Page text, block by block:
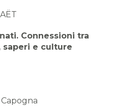
Connessioni tra
saperi e culture
Capogna